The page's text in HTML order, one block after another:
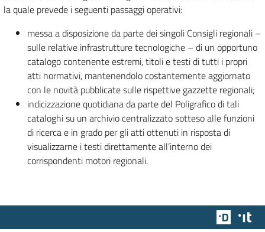
la quale prevede i seguenti passaggi operativi:
messa a disposizione da parte dei singoli Consigli regionali –
sulle relative infrastrutture tecnologiche – di un opportuno
catalogo contenente estremi, titoli e testi di tutti i propri
atti normativi, mantenendolo costantemente aggiornato
con le novità pubblicate sulle rispettive gazzette regionali;
indicizzazione quotidiana da parte del Poligrafico di tali
cataloghi su un archivio centralizzato sotteso alle funzioni
di ricerca e in grado per gli atti ottenuti in risposta di
visualizzarne i testi direttamente all’interno dei
corrispondenti motori regionali.
Team